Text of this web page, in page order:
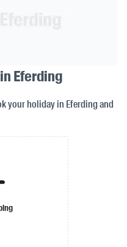
Eferding
your holiday in Eferding and